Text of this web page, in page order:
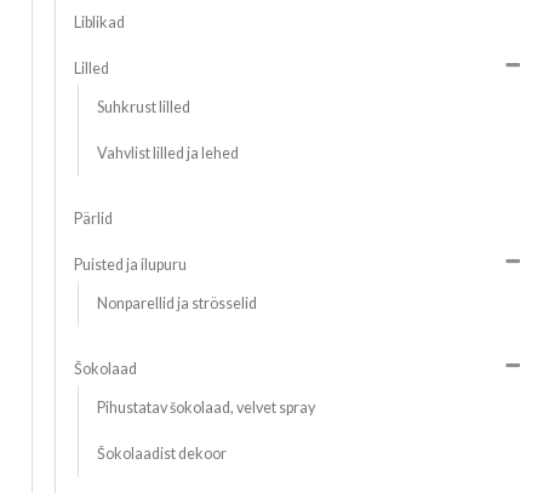
Liblikad
Lilled
Suhkrust lilled
Vahvlist lilled ja lehed
Pärlid
Puisted ja ilupuru
Nonparellid ja strösselid
Šokolaad
Pihustatav šokolaad, velvet spray
Šokolaadist dekoor